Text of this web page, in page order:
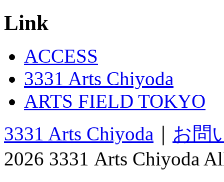
Link
ACCESS
3331 Arts Chiyoda
ARTS FIELD TOKYO
3331 Arts Chiyoda
お問
2026 3331 Arts Chiyoda